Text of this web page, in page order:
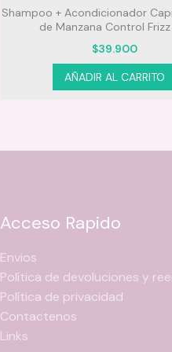
Shampoo + Acondicionador
de Manzana Control Frizz
$39.900
AÑADIR AL CARRITO
Acceso Rapido
Envios
Política de devoluciones y
Política de privacidad
Contactenos
Links